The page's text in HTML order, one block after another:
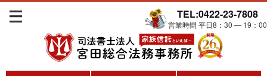
TEL:0422-23-7808
営業時間 平日8：30 ― 19：00